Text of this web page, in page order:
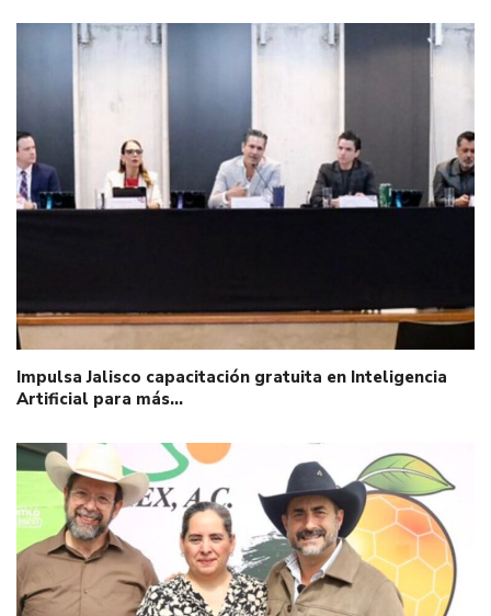
Impulsa Jalisco capacitación gratuita en Inteligencia
Artificial para más…